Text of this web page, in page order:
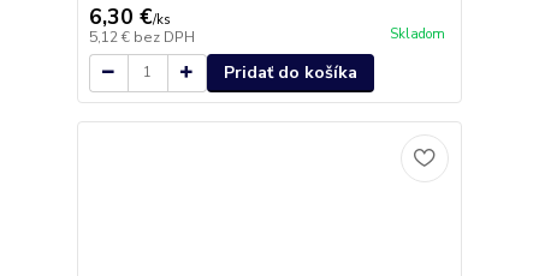
6,30 €/ks
5,12 € bez DPH Skladom
Pridať do košíka